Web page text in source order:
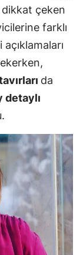
dikkat çeken
farklı
da
detaylı